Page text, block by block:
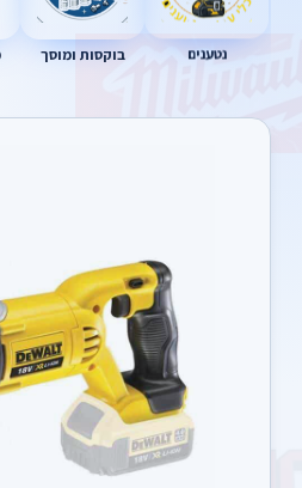
נטענים בוקסות ומוסך